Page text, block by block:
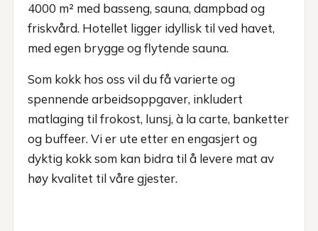
4000 m² med basseng, sauna, dampbad og
friskvård. Hotellet ligger idyllisk til ved havet,
med egen brygge og flytende sauna.
Som kokk hos oss vil du få varierte og
spennende arbeidsoppgaver, inkludert
matlaging til frokost, lunsj, à la carte, banketter
og buffeer. Vi er ute etter en engasjert og
dyktig kokk som kan bidra til å levere mat av
høy kvalitet til våre gjester.